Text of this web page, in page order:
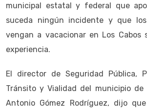
municipal estatal y federal que
suceda ningún incidente y que
vengan a vacacionar en Los Cabos
experiencia.
El director de Seguridad Pública,
Tránsito y Vialidad del municipio de
Antonio Gómez Rodríguez, dijo